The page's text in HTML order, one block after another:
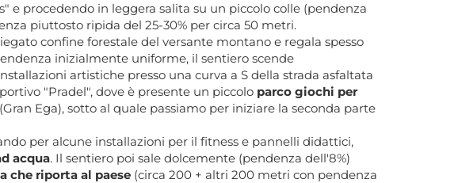
e procedendo in leggera salita su un piccolo colle (pendenza
piuttosto ripida del 25-30% per circa 50 metri.
confine forestale del versante montano e regala spesso
inizialmente uniforme, il sentiero scende
artistiche presso una curva a S della strada asfaltata
"Pradel", dove è presente un piccolo parco giochi per
Ega), sotto al quale passiamo per iniziare la seconda parte
per alcune installazioni per il fitness e pannelli didattici,
acqua. Il sentiero poi sale dolcemente (pendenza dell'8%)
che riporta al paese (circa 200 + altri 200 metri con pendenza